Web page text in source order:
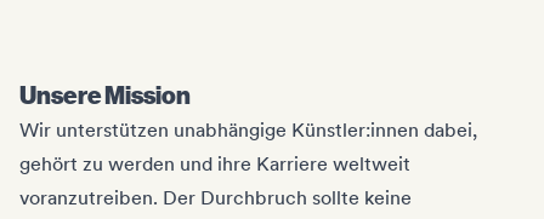
Unsere Mission
Wir unterstützen unabhängige Künstler:innen dabei,
gehört zu werden und ihre Karriere weltweit
voranzutreiben. Der Durchbruch sollte keine